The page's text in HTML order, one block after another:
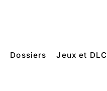
Dossiers Jeux et DLC